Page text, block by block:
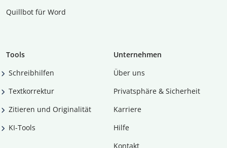
Quillbot für Word
Tools
Schreibhilfen
Textkorrektur
Zitieren und Originalität
KI-Tools
Unternehmen
Über uns
Privatsphäre & Sicherheit
Karriere
Hilfe
Kontakt